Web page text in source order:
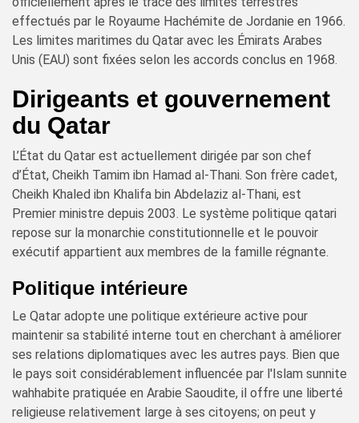
effectués par le Royaume Hachémite de Jordanie en 1966.
Les limites maritimes du Qatar avec les Émirats Arabes
Unis (EAU) sont fixées selon les accords conclus en 1968.
Dirigeants et gouvernement
du Qatar
L’État du Qatar est actuellement dirigée par son chef
d’État, Cheikh Tamim ibn Hamad al-Thani. Son frère cadet,
Cheikh Khaled ibn Khalifa bin Abdelaziz al-Thani, est
Premier ministre depuis 2003. Le système politique qatari
repose sur la monarchie constitutionnelle et le pouvoir
exécutif appartient aux membres de la famille régnante.
Politique intérieure
Le Qatar adopte une politique extérieure active pour
maintenir sa stabilité interne tout en cherchant à améliorer
ses relations diplomatiques avec les autres pays. Bien que
le pays soit considérablement influencée par l'Islam sunnite
wahhabite pratiquée en Arabie Saoudite, il offre une liberté
religieuse relativement large à ses citoyens; on peut y